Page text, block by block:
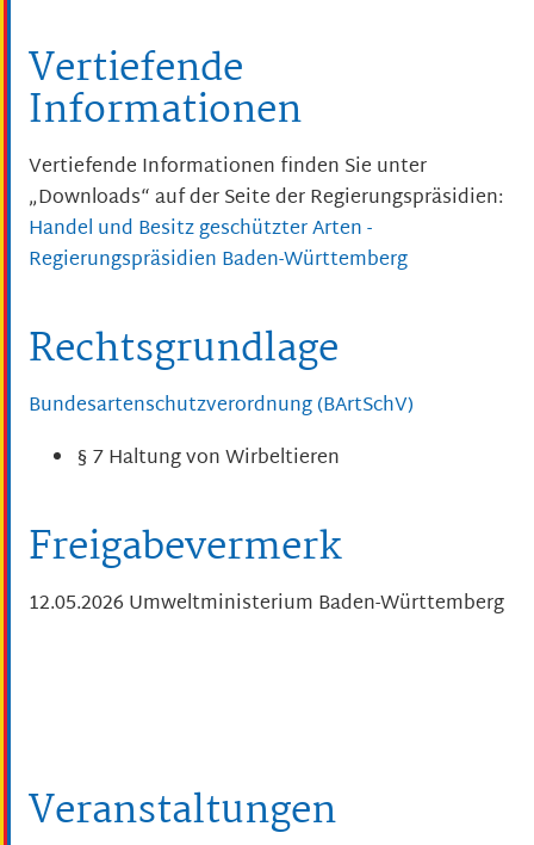
Vertiefende
Informationen
Vertiefende Informationen finden Sie unter
„Downloads“ auf der Seite der Regierungspräsidien:
Handel und Besitz geschützter Arten -
Regierungspräsidien Baden-Württemberg
Rechtsgrundlage
Bundesartenschutzverordnung (BArtSchV)
§ 7 Haltung von Wirbeltieren
Freigabevermerk
12.05.2026 Umweltministerium Baden-Württemberg
Veranstaltungen